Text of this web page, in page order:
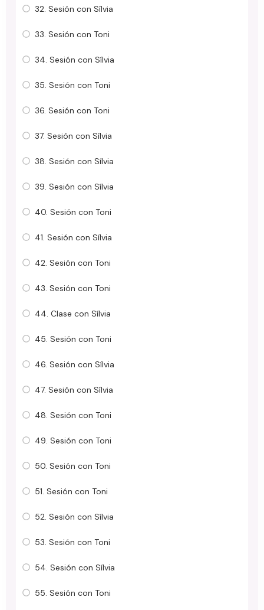
32. Sesión con Sílvia
33. Sesión con Toni
34. Sesión con Sílvia
35. Sesión con Toni
36. Sesión con Toni
37. Sesión con Sílvia
38. Sesión con Sílvia
39. Sesión con Sílvia
40. Sesión con Toni
41. Sesión con Sílvia
42. Sesión con Toni
43. Sesión con Toni
44. Clase con Sílvia
45. Sesión con Toni
46. Sesión con Sílvia
47. Sesión con Sílvia
48. Sesión con Toni
49. Sesión con Toni
50. Sesión con Toni
51. Sesión con Toni
52. Sesión con Sílvia
53. Sesión con Toni
54. Sesión con Sílvia
55. Sesión con Toni